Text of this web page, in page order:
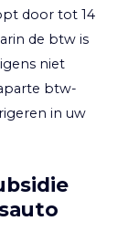
door tot 14
de btw is
niet
btw-
in uw